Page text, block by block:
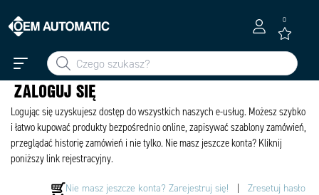
0
ZALOGUJ SIĘ
Logując się uzyskujesz dostęp do wszystkich naszych e-usług. Możesz szybko
i łatwo kupować produkty bezpośrednio online, zapisywać szablony zamówień,
przeglądać historię zamówień i nie tylko. Nie masz jeszcze konta? Kliknij
poniższy link rejestracyjny.
Nie masz jeszcze konta? Zarejestruj się! Zresetuj hasło